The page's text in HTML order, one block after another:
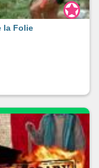
la Folie